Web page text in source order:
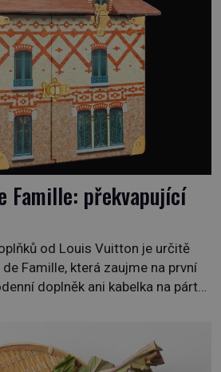
Famille: překvapující
od Louis Vuitton je určitě
Famille, která zaujme na první
doplněk ani kabelka na párty,
které bylo postaveno v